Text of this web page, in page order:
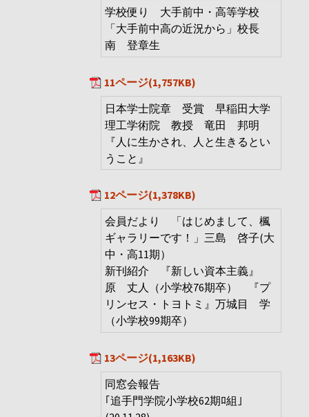
学校便り 大手前中・高等学校
「大手前中高の近況から」校長
南 登章生
11ページ(1,757KB)
日本学士院章 受賞 早稲田大学
理工学術院 教授 竜田 邦明
『人に生かされ、人と生きるとい
うこと』
12ページ(1,378KB)
会員だより 「はじめまして、楓
ギャラリーです！」三島 啓子(大
中・高11期）
新刊紹介 『新しい資本主義』
原 丈人（小学校76期卒） 『プ
リンセス・トヨトミ』万城目 学
（小学校99期卒）
13ページ(1,163KB)
同窓会報告
｢追手門学院小学校62期ﾛ組｣